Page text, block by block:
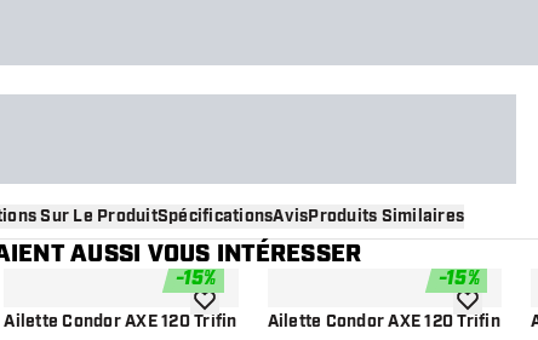
Sur Le ProduitSpécificationsAvisProduits Similaires
AUSSI VOUS INTÉRESSER
liste de souhaits
-15%
Ailette Condor AXE 120 Trifinajouter à la liste de souhaits
-15%
Ailette Condor AXE 120 Trifin
ajouter à